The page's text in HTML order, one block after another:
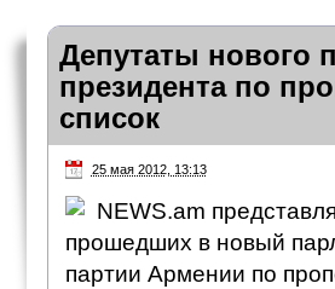
Депутаты нового
президента по
список
25 мая 2012, 13:13
NEWS.am
прошедших в новый
партии Армении по